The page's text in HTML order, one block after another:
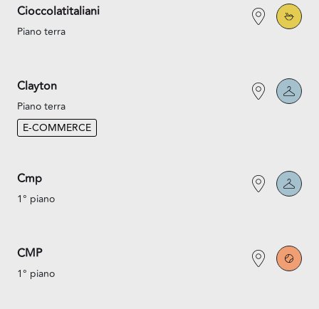
Cioccolatitaliani
Piano terra
Clayton
Piano terra
E-COMMERCE
Cmp
1° piano
CMP
1° piano